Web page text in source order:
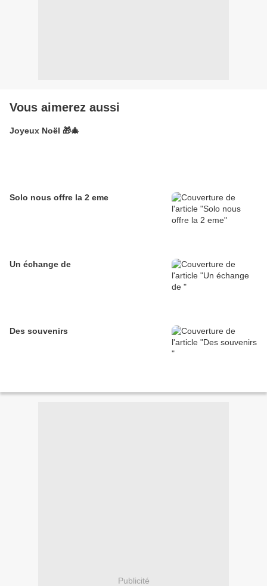
Vous aimerez aussi
Joyeux Noël 🎁🎄
Solo nous offre la 2 eme
Un échange de
Des souvenirs
Publicité